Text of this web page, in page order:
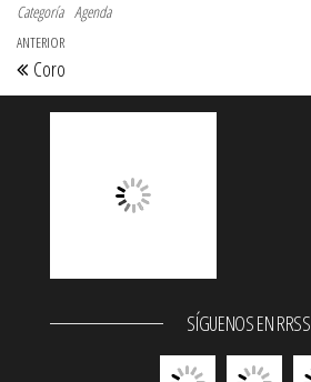
Categoría Agenda
Navegación de entradas
Entrada anterior
ANTERIOR
Coro
SÍGUENOS EN RRSS